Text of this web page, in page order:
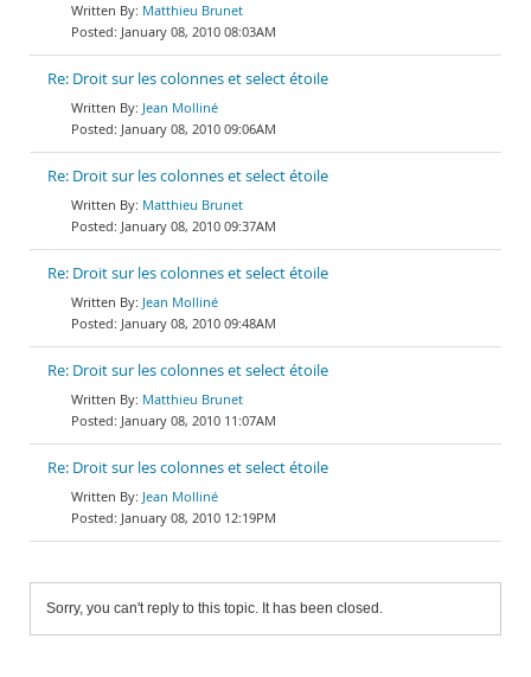
Matthieu Brunet
January 08, 2010 08:03AM
Re: Droit sur les colonnes et select étoile
Jean Molliné
January 08, 2010 09:06AM
Re: Droit sur les colonnes et select étoile
Matthieu Brunet
January 08, 2010 09:37AM
Re: Droit sur les colonnes et select étoile
Jean Molliné
January 08, 2010 09:48AM
Re: Droit sur les colonnes et select étoile
Matthieu Brunet
January 08, 2010 11:07AM
Re: Droit sur les colonnes et select étoile
Jean Molliné
January 08, 2010 12:19PM
Sorry, you can't reply to this topic. It has been closed.